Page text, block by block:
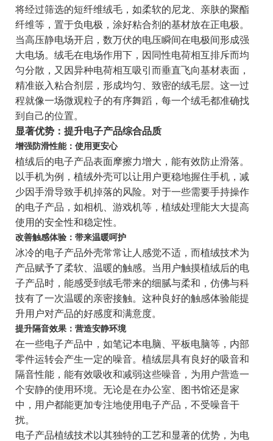
将经过筛选的短纤维绒毛，如柔软的尼龙、亲肤的聚酯
纤维等，置于负电极，涂好粘合剂的基材放在正电极。
当高压静电场开启，数万伏的电压瞬间在电极间形成强
大电场。绒毛在电场作用下，因同性电荷相互排斥而均
匀分散，又因异种电荷相互吸引而垂直飞向基材表面，
精准嵌入粘合剂层，形成均匀、致密的绒毛层。这一过
程就像一场微观粒子的有序舞蹈，每一个绒毛都准确找
到自己的位置。
显著优势：提升电子产品综合品质
增强防滑性能：使用更安心
植绒后的电子产品表面摩擦力增大，能有效防止滑落。
以手机为例，植绒外壳可以让用户更稳地握住手机，减
少因手滑导致手机掉落的风险。对于一些需要手持操作
的电子产品，如相机、游戏机等，植绒处理能大大提高
使用的安全性和稳定性。
改善触感体验：带来温暖呵护
冰冷的电子产品外壳常常让人感觉不适，而植绒技术为
产品赋予了柔软、温暖的触感。当用户触摸植绒后的电
子产品时，能感受到绒毛带来的细腻与柔和，仿佛与科
技有了一次温暖的亲密接触。这种良好的触感体验能提
升用户对产品的好感度和满意度。
提升隔音效果：营造安静环境
在一些电子产品中，如笔记本电脑、平板电脑等，内部
零件运转会产生一定的噪音。植绒层具有良好的吸音和
隔音性能，能有效吸收和减弱这些噪音，为用户营造一
个安静的使用环境。无论是在办公室、图书馆还是家
中，用户都能更加专注地使用电子产品，不受噪音干
扰。
电子产品植绒技术以其独特的工艺和显著的优势，为电